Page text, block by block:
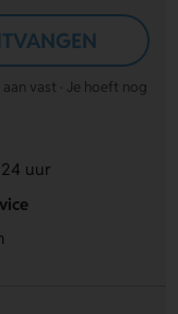
vast · Je hoeft nog
uur